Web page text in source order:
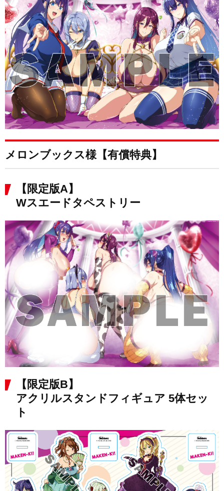
メロンブックス様【有償特典】
【限定版A】
Wスエードタペストリー
【限定版B】
アクリルスタンドフィギュア 5体セッ
ト